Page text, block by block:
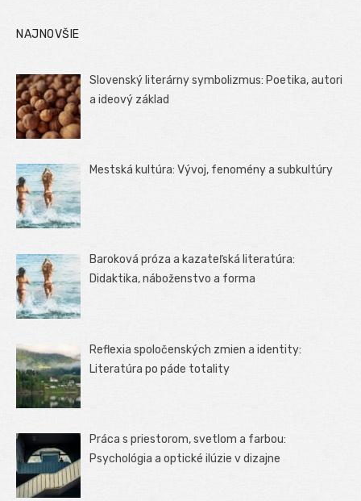
NAJNOVŠIE
Slovenský literárny symbolizmus: Poetika, autori
a ideový základ
Mestská kultúra: Vývoj, fenomény a subkultúry
Baroková próza a kazateľská literatúra:
Didaktika, náboženstvo a forma
Reflexia spoločenských zmien a identity:
Literatúra po páde totality
Práca s priestorom, svetlom a farbou:
Psychológia a optické ilúzie v dizajne